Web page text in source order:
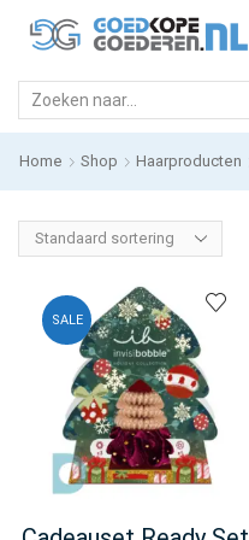
Home Shop Haarproducten
SALE